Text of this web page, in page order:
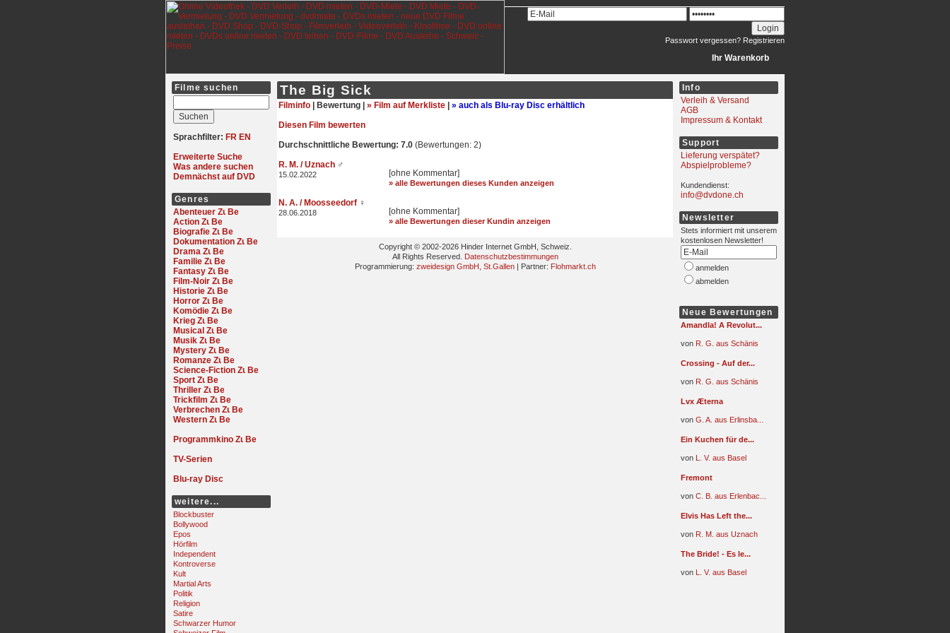
Passwort vergessen? Registrieren
Ihr Warenkorb
Filme suchen
Sprachfilter: FR EN
Erweiterte Suche
Was andere suchen
Demnächst auf DVD
Genres
Abenteuer
Action
Biografie
Dokumentation
Drama
Familie
Fantasy
Film-Noir
Historie
Horror
Komödie
Krieg
Musical
Musik
Mystery
Romanze
Science-Fiction
Sport
Thriller
Trickfilm
Verbrechen
Western
Programmkino
TV-Serien
Blu-ray Disc
weitere...
Blockbuster
Bollywood
Epos
Hörfilm
Independent
Kontroverse
Kult
Martial Arts
Politik
Religion
Satire
Schwarzer Humor
The Big Sick
Filminfo Bewertung | » Film auf Merkliste
» auch als Blu-ray Disc erhältlich
Diesen Film bewerten
Durchschnittliche Bewertung: 7.0 (Bewertungen: 2)
R. M. / Uznach ♂
15.02.2022 [ohne Kommentar]
» alle Bewertungen dieses Kunden anzeigen
N. A. / Moosseedorf ♀
28.06.2018 [ohne Kommentar]
» alle Bewertungen dieser Kundin anzeigen
Copyright © 2002-2026 Hinder Internet GmbH, Schweiz.
All Rights Reserved. Datenschutzbestimmungen
Programmierung: zweidesign GmbH, St.Gallen| Partner: Flohmarkt.ch
Info
Verleih & Versand
AGB
Impressum & Kontakt
Support
Lieferung verspätet?
Abspielprobleme?
Kundendienst:
info@dvdone.ch
Newsletter
Stets informiert mit unserem
kostenlosen Newsletter!
anmelden
abmelden
Neue Bewertungen
Amandla! A Revolut...
von R. G. aus Schänis
Crossing - Auf der...
von R. G. aus Schänis
Lvx Æterna
von G. A. aus Erlinsba...
Ein Kuchen für de...
von L. V. aus Basel
Fremont
von C. B. aus Erlenbac...
Elvis Has Left the...
von R. M. aus Uznach
The Bride! - Es le...
von L. V. aus Basel